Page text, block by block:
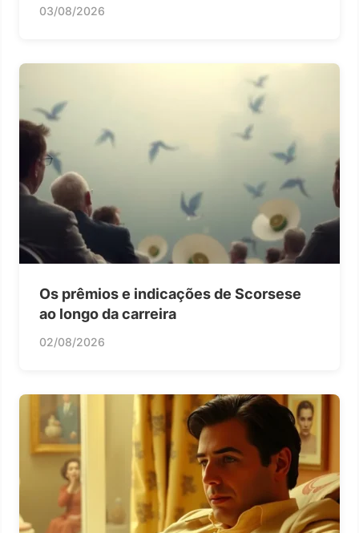
03/08/2026
Os prêmios e indicações de Scorsese
ao longo da carreira
02/08/2026